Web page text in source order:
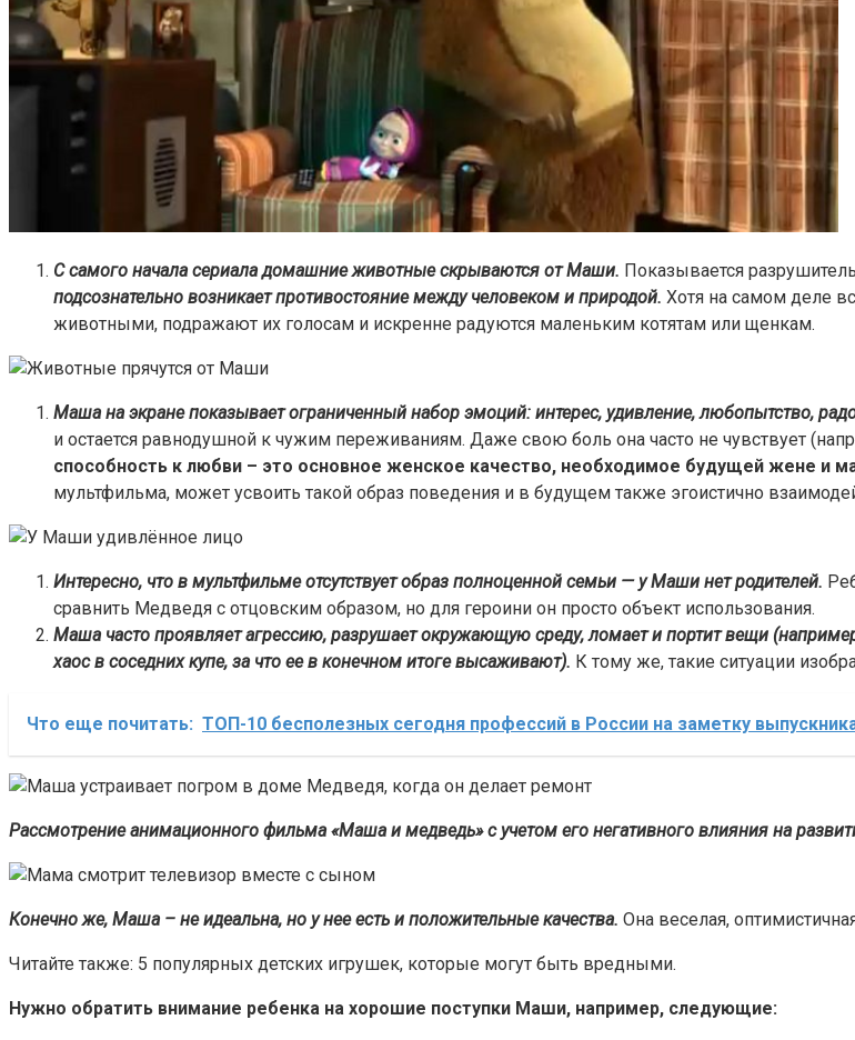
С самого начала сериала домашние животные скрываются от Маши. Показывается
подсознательно возникает противостояние между человеком и природой. Хотя на самом деле
животными, подражают их голосам и искренне радуются маленьким котятам или щенкам.
Маша на экране показывает ограниченный набор эмоций: интерес, удивление, любопытство,
и остается равнодушной к чужим переживаниям. Даже свою боль она часто не чувствует
способность к любви – это основное женское качество, необходимое будущей жене и
мультфильма, может усвоить такой образ поведения и в будущем также эгоистично
Интересно, что в мультфильме отсутствует образ полноценной семьи — у Маши нет родителей.
сравнить Медведя с отцовским образом, но для героини он просто объект использования.
Маша часто проявляет агрессию, разрушает окружающую среду, ломает и портит вещи
хаос в соседних купе, за что ее в конечном итоге высаживают). К тому же, такие ситуации
Что еще почитать: ТОП-10 бесполезных сегодня профессий в России на заметку
Рассмотрение анимационного фильма «Маша и медведь» с учетом его негативного влияния на
Конечно же, Маша – не идеальна, но у нее есть и положительные качества. Она веселая,
Читайте также: 5 популярных детских игрушек, которые могут быть вредными.
Нужно обратить внимание ребенка на хорошие поступки Маши, например, следующие: